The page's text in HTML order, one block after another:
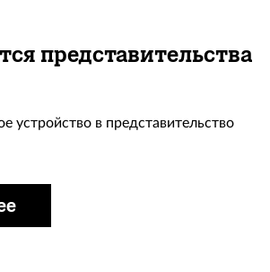
представительства
устройство в представительство